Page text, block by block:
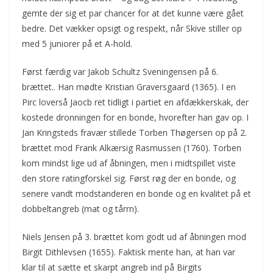
gemte der sig et par chancer for at det kunne være gået
bedre. Det vækker opsigt og respekt, når Skive stiller op
med 5 juniorer på et A-hold.
Først færdig var Jakob Schultz Sveningensen på 6.
brættet.. Han mødte Kristian Graversgaard (1365). I en
Pirc loverså Jaocb ret tidligt i partiet en afdækkerskak, der
kostede dronningen for en bonde, hvorefter han gav op. I
Jan Kringsteds fravær stillede Torben Thøgersen op på 2.
brættet mod Frank Alkærsig Rasmussen (1760). Torben
kom mindst lige ud af åbningen, men i midtspillet viste
den store ratingforskel sig. Først røg der en bonde, og
senere vandt modstanderen en bonde og en kvalitet på et
dobbeltangreb (mat og tårrn).
Niels Jensen på 3. brættet kom godt ud af åbningen mod
Birgit Dithlevsen (1655). Faktisk mente han, at han var
klar til at sætte et skarpt angreb ind på Birgits